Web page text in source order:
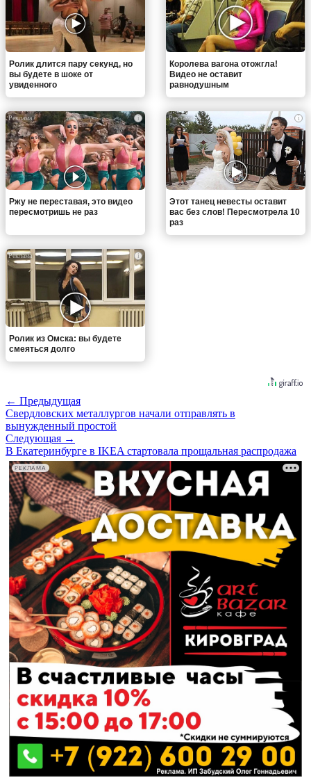
Ролик длится пару секунд, но
вы будете в шоке от
увиденного
Королева вагона отожгла!
Видео не оставит
равнодушным
i
Ржу не переставая, это видео
пересмотришь не раз
i
Этот танец невесты оставит
вас без слов! Пересмотрела 10
раз
i
Ролик из Омска: вы будете
смеяться долго
← Предыдущая
Свердловских металлургов начали отправлять в
вынужденный простой
Следующая →
В Екатеринбурге в IKEA стартовала прощальная распродажа
РЕКЛАМА